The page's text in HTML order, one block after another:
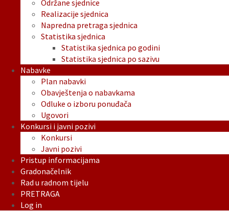
Održane sjednice
Realizacije sjednica
Napredna pretraga sjednica
Statistika sjednica
Statistika sjednica po godini
Statistika sjednica po sazivu
Nabavke
Plan nabavki
Obavještenja o nabavkama
Odluke o izboru ponuđača
Ugovori
Konkursi i javni pozivi
Konkursi
Javni pozivi
Pristup informacijama
Gradonačelnik
Rad u radnom tijelu
PRETRAGA
Log in